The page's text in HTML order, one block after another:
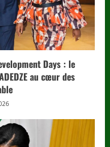
Days : le
au cœur des